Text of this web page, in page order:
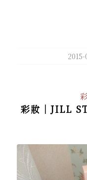
/
彩妝│JILL